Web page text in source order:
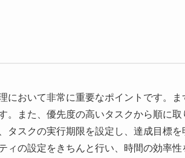
において非常に重要なポイントです。
。また、優先度の高いタスクから順に
タスクの実行期限を設定し、達成目標
ィの設定をきちんと行い、時間の効率